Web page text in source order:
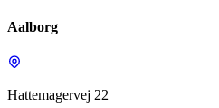
Aalborg
Hattemagervej 22